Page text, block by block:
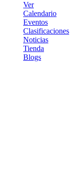
Ver
Calendario
Eventos
Clasificaciones
Noticias
Tienda
Blogs